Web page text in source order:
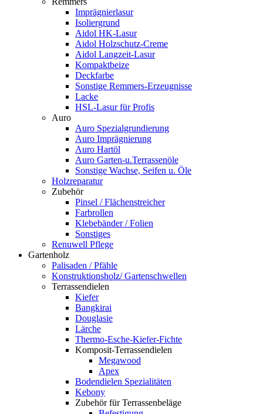
Imprägnierlasur
Isoliergrund
Aidol HK-Lasur
Aidol Holzschutz-Creme
Aidol Langzeit-Lasur
Kompaktbeize
Deckfarbe
Sonstige Remmers-Erzeugnisse
Lacke
HSL-Lasur für Profis
Auro
Auro Spezialgrundierung
Auro Imprägnierung
Auro Hartöl
Auro Garten-u.Terrassenöle
Sonstige Wachse, Seifen u. Öle
Holzreparatur
Zubehör
Pinsel / Flächenstreicher
Farbrollen
Klebebänder / Folien
Sonstiges
Renuwell Pflege
Gartenholz
Palisaden / Pfähle
Konstruktionsholz/ Gartenschwellen
Terrassendielen
Kiefer
Bangkirai
Douglasie
Lärche
Thermo-Esche-Kiefer-Fichte
Komposit-Terrassendielen
Megawood
Apex
Bodendielen Spezialitäten
Kebony
Zubehör für Terrassenbeläge